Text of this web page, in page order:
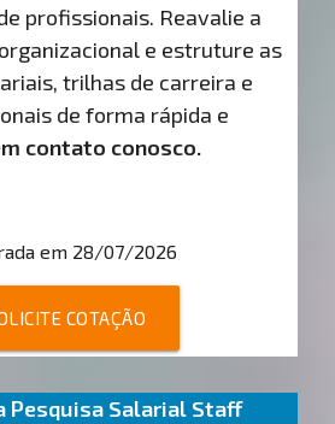
profissionais. Reavalie a
e estruture as
trilhas de carreira e
de forma rápida e
contato conosco.
em 28/07/2026
COTAÇÃO
Pesquisa Salarial Staff